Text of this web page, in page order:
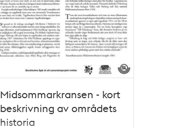
Midsommarkransen - kort
beskrivning av områdets
historia